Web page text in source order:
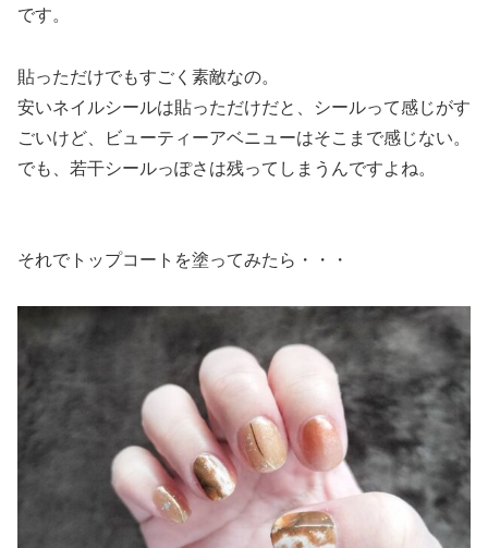
です。
貼っただけでもすごく素敵なの。
安いネイルシールは貼っただけだと、シールって感じがす
ごいけど、ビューティーアベニューはそこまで感じない。
でも、若干シールっぽさは残ってしまうんですよね。
それでトップコートを塗ってみたら・・・